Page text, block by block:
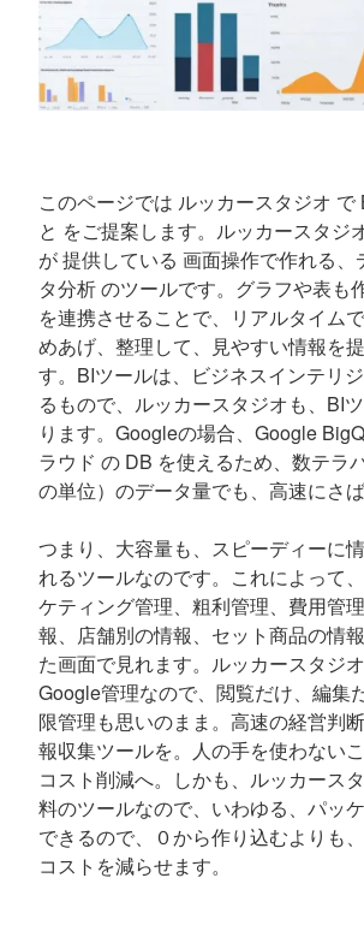
このページでは ルッカースタジオ で
と をご提案します。ルッカースタジ
が 提供している 画面操作で作れる、
タ分析 のツールです。グラフや表も
を連携させることで、リアルタイム
めあげ、整理して、見やすい情報を
す。BIツールは、ビジネスインテリ
るもので、ルッカースタジオも、BI
ります。Googleの場合、Google
ラウド の DB を使えるため、数テラ
の単位）のデータ量でも、高速にさば
つまり、大容量も、スピーディーに
れるツールなのです。これによって
ケティング管理、粗利管理、費用管
報、店舗別の情報、セット商品の情
た画面で見れます。ルッカースタジ
Google管理なので、閲覧だけ、編集
限管理も思いのまま。高速の経営判
報収集ツールを。人の手を使わない
コスト削減へ。しかも、ルッカース
料のツールなので、いわゆる、パッ
できるので、０から作り込むよりも
コストを減らせます。